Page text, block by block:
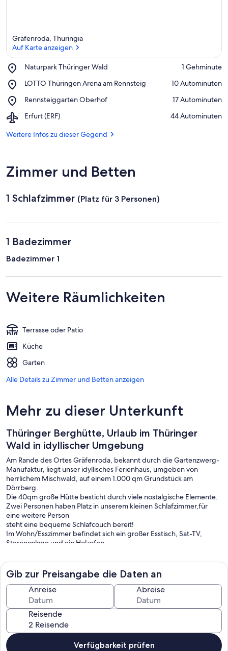
Gräfenroda, Thuringia
Auf Karte anzeigen
Naturpark Thüringer Wald
Place,
Thüringer
‪1 Gehminute‬
LOTTO Thüringen Arena am Rennsteig
Place,
Thüringen
am
‪10 Autominuten‬
Rennsteiggarten Oberhof
Place,
Oberhof
‪17 Autominuten‬
Erfurt (ERF)
Airport,
(ERF)
‪44 Autominuten‬
Weitere Infos zu dieser Gegend
Zimmer und Betten
1 Schlafzimmer (Platz für 3 Personen)
1 Badezimmer
Badezimmer 1
Weitere Räumlichkeiten
Terrasse oder Patio
Küche
Garten
Alle Details zu Zimmer und Betten anzeigen
Mehr zu dieser Unterkunft
Thüringer Berghütte, Urlaub im Thüringer
Wald in idyllischer Umgebung
Am Rande des Ortes Gräfenroda, bekannt durch die Gartenzwerg-
Manufaktur, liegt unser idyllisches Ferienhaus, umgeben von
herrlichem Mischwald, auf einem 1.000 qm Grundstück am
Dörrberg.
Die 40qm große Hütte besticht durch viele nostalgische Elemente.
Zwei Personen haben Platz in unserem kleinen Schlafzimmer,für
eine weitere Person
steht eine bequeme Schlafcouch bereit!
Im Wohn/Esszimmer befindet sich ein großer Esstisch, Sat-TV,
Stereoanlage und ein Holzofen.
zum Teil überdacht ist und gen Süden liegt.
Das Haus befindet sich in sehr ruhiger und dennoch
verkehrsgünstiger Lage. Restaunrants, Cafés, Ärzte, Apotheken, ein
Supermarkt, Metzger und vieles mehr, finden Sie direkt im Ort. Nur
wenige Fussminuten entfernt, gelangen Sie zur Schienenbus-
Haltestelle Dörrberg. Stündlich können Sie nach Oberhof, oder
Richtung Erfurt fahren.
Wenige Kilometer entfernt liegt der schöne Lütsche Stausee. Er lädt
ganzjährig zur herrlichen Wanderungen ein und im Sommer
natürlich zum Baden.
Gib zur Preisangabe die Daten an
Anreise Abreise
Reisende
Verfügbarkeit prüfen